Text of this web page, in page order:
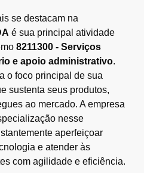
se destacam na
é sua principal atividade
8211300 - Serviços
e apoio administrativo.
o foco principal de sua
sustenta seus produtos,
ao mercado. A empresa
nesse
aperfeiçoar
e atender às
com agilidade e eficiência.